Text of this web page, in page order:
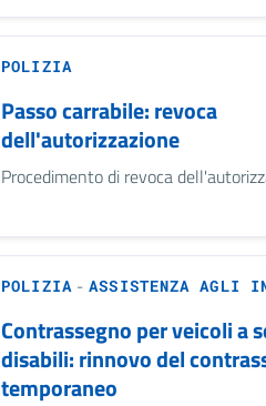
POLIZIA
Passo carrabile: revoca
dell'autorizzazione
Procedimento di revoca
POLIZIA-ASSISTENZA AGLI
Contrassegno per veicoli a
disabili: rinnovo del
temporaneo